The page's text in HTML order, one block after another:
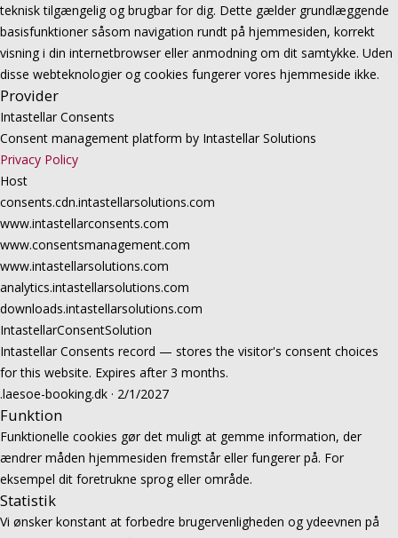
teknisk tilgængelig og brugbar for dig. Dette gælder grundlæggende
basisfunktioner såsom navigation rundt på hjemmesiden, korrekt
visning i din internetbrowser eller anmodning om dit samtykke. Uden
disse webteknologier og cookies fungerer vores hjemmeside ikke.
Provider
Intastellar Consents
Consent management platform by Intastellar Solutions
Privacy Policy
Host
consents.cdn.intastellarsolutions.com
www.intastellarconsents.com
www.consentsmanagement.com
www.intastellarsolutions.com
analytics.intastellarsolutions.com
downloads.intastellarsolutions.com
IntastellarConsentSolution
Intastellar Consents record — stores the visitor's consent choices
for this website. Expires after 3 months.
.laesoe-booking.dk · 2/1/2027
Funktion
Funktionelle cookies gør det muligt at gemme information, der
ændrer måden hjemmesiden fremstår eller fungerer på. For
eksempel dit foretrukne sprog eller område.
Statistik
Vi ønsker konstant at forbedre brugervenligheden og ydeevnen på